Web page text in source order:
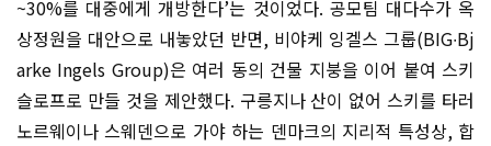
~30%를 대중에게 개방한다’는 것이었다. 공모팀 대다수가 옥
상정원을 대안으로 내놓았던 반면, 비야케 잉겔스 그룹(BIG∙Bj
arke Ingels Group)은 여러 동의 건물 지붕을 이어 붙여 스키
슬로프로 만들 것을 제안했다. 구릉지나 산이 없어 스키를 타러
노르웨이나 스웨덴으로 가야 하는 덴마크의 지리적 특성상, 합